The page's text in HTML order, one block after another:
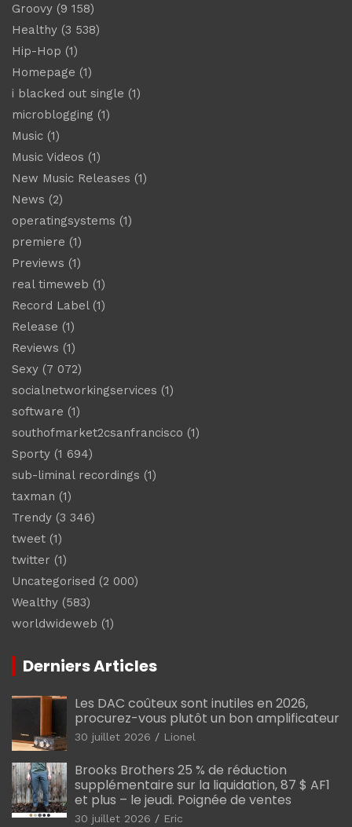
Groovy (9 158)
Healthy (3 538)
Hip-Hop (1)
Homepage (1)
i blacked out single (1)
microblogging (1)
Music (1)
Music Videos (1)
New Music Releases (1)
News (2)
operatingsystems (1)
premiere (1)
Previews (1)
real timeweb (1)
Record Label(1)
Release (1)
Reviews (1)
Sexy (7 072)
socialnetworkingservices (1)
software (1)
southofmarket2csanfrancisco (1)
Sporty (1 694)
sub-liminal recordings (1)
taxman (1)
Trendy (3 346)
tweet (1)
twitter (1)
Uncategorised (2 000)
Wealthy (583)
worldwideweb (1)
Derniers Articles
Les DAC coûteux sont inutiles en 2026,
procurez-vous plutôt un bon amplificateur
30 juillet 2026 Lionel
Brooks Brothers 25 % de réduction
supplémentaire sur la liquidation, 87 $ AF1
et plus – le jeudi. Poignée de ventes
30 juillet 2026 Eric